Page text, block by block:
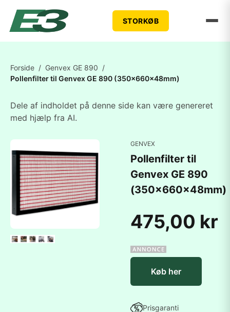
STORKØB
Forside / Genvex GE 890 /
Pollenfilter til Genvex GE 890 (350x660x48mm)
Dele af indholdet på denne side kan være genereret
med hjælp fra AI.
GENVEX
Pollenfilter til
Genvex GE 890
(350x660x48mm)
475,00 kr
Køb her
Prisgaranti